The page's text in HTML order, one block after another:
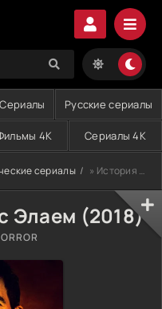
Сериалы Русские сериалы
4K Сериалы 4K
сериалы » История хоррора с Элаем (2018)
Элаем (2018)